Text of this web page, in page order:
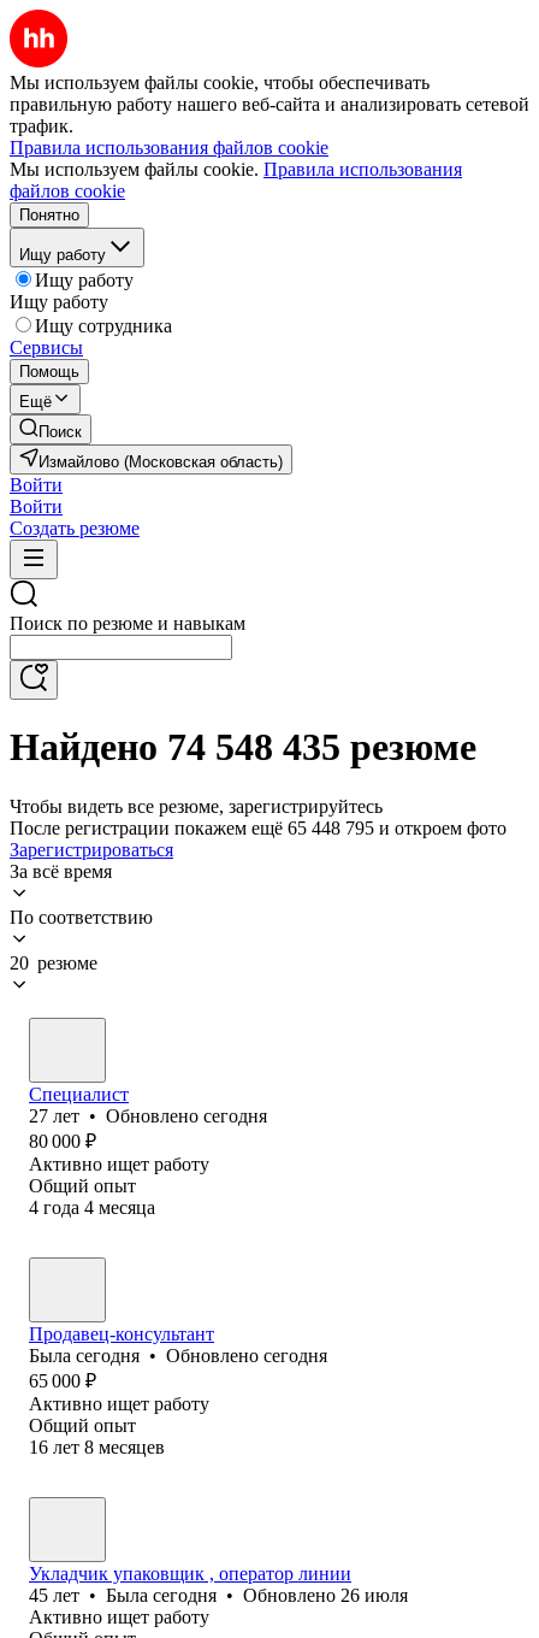
Мы используем файлы cookie, чтобы обеспечивать
правильную работу нашего веб-сайта и анализировать сетевой
трафик.
Правила использования файлов cookie
Мы используем файлы cookie. Правила использования
файлов cookie
Понятно
Ищу работу
Ищу работу
Ищу работу
Ищу сотрудника
Сервисы
Помощь
Ещё
Поиск
Измайлово (Московская область)
Войти
Войти
Создать резюме
Поиск по резюме и навыкам
Найдено 74 548 435 резюме
Чтобы видеть все резюме, зарегистрируйтесь
После регистрации покажем ещё 65 448 795 и откроем фото
Зарегистрироваться
За всё время
По соответствию
20 резюме
Специалист
27 лет • Обновлено сегодня
80 000 ₽
Активно ищет работу
Общий опыт
4 года 4 месяца
Продавец-консультант
Была сегодня • Обновлено сегодня
65 000 ₽
Активно ищет работу
Общий опыт
16 лет 8 месяцев
Укладчик упаковщик , оператор линии
45 лет • Была сегодня • Обновлено 26 июля
Активно ищет работу